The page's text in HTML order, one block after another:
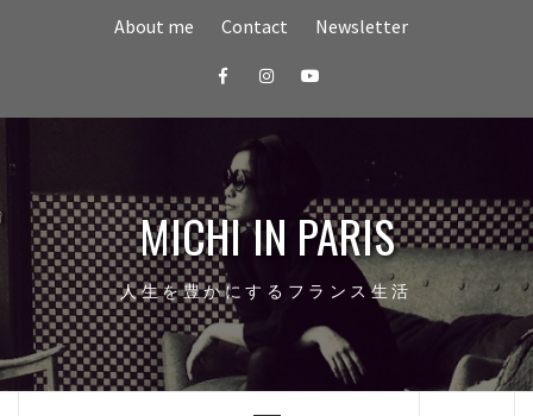
About me Contact Newsletter
FacebookInstagramyoutube
MICHI IN PARIS
人生を豊かにするフランス生活